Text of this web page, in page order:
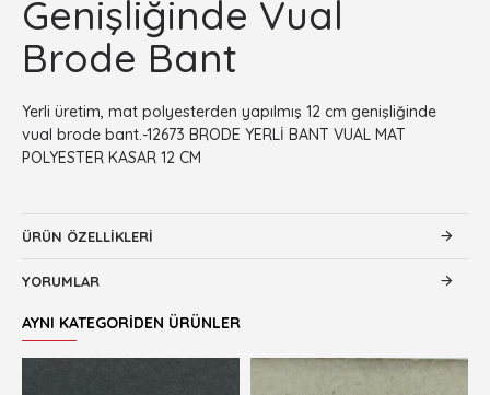
AYNI KATEGORIDEN ÜRÜNLER
Genişliğinde Vual
Brode Bant
Yerli üretim, mat polyesterden yapılmış 12 cm genişliğinde
vual brode bant.-12673 BRODE YERLİ BANT VUAL MAT
POLYESTER KASAR 12 CM
ÜRÜN ÖZELLIKLERI
YORUMLAR